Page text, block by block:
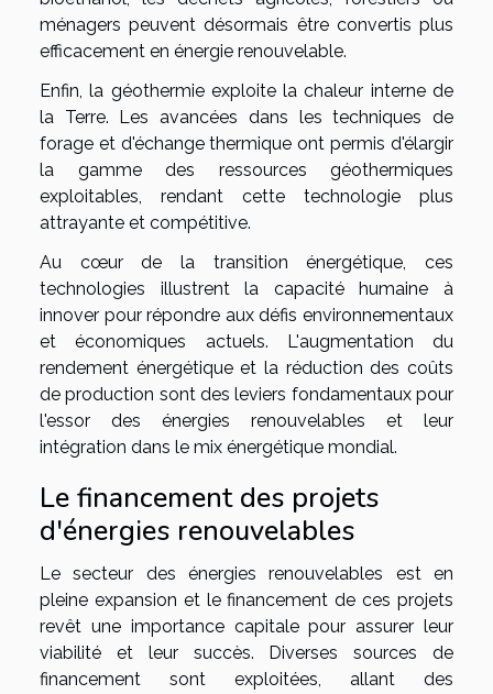
ménagers peuvent désormais être convertis plus
efficacement en énergie renouvelable.
Enfin, la géothermie exploite la chaleur interne de
la Terre. Les avancées dans les techniques de
forage et d'échange thermique ont permis d'élargir
la gamme des ressources géothermiques
exploitables, rendant cette technologie plus
attrayante et compétitive.
Au cœur de la transition énergétique, ces
technologies illustrent la capacité humaine à
innover pour répondre aux défis environnementaux
et économiques actuels. L'augmentation du
rendement énergétique et la réduction des coûts
de production sont des leviers fondamentaux pour
l'essor des énergies renouvelables et leur
intégration dans le mix énergétique mondial.
Le financement des projets
d'énergies renouvelables
Le secteur des énergies renouvelables est en
pleine expansion et le financement de ces projets
revêt une importance capitale pour assurer leur
viabilité et leur succès. Diverses sources de
financement sont exploitées, allant des